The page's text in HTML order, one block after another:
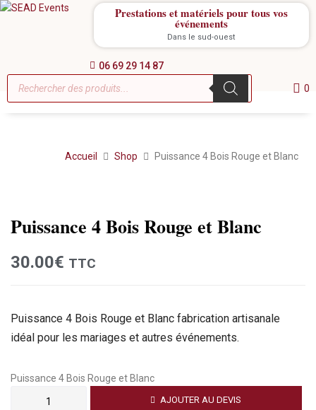
Prestations et matériels pour tous vos
événements
Dans le sud-ouest
06 69 29 14 87
0
Accueil Shop Puissance 4 Bois Rouge et Blanc
Puissance 4 Bois Rouge et Blanc
30.00€ TTC
Puissance 4 Bois Rouge et Blanc fabrication artisanale
idéal pour les mariages et autres événements.
Puissance 4 Bois Rouge et Blanc
AJOUTER AU DEVIS